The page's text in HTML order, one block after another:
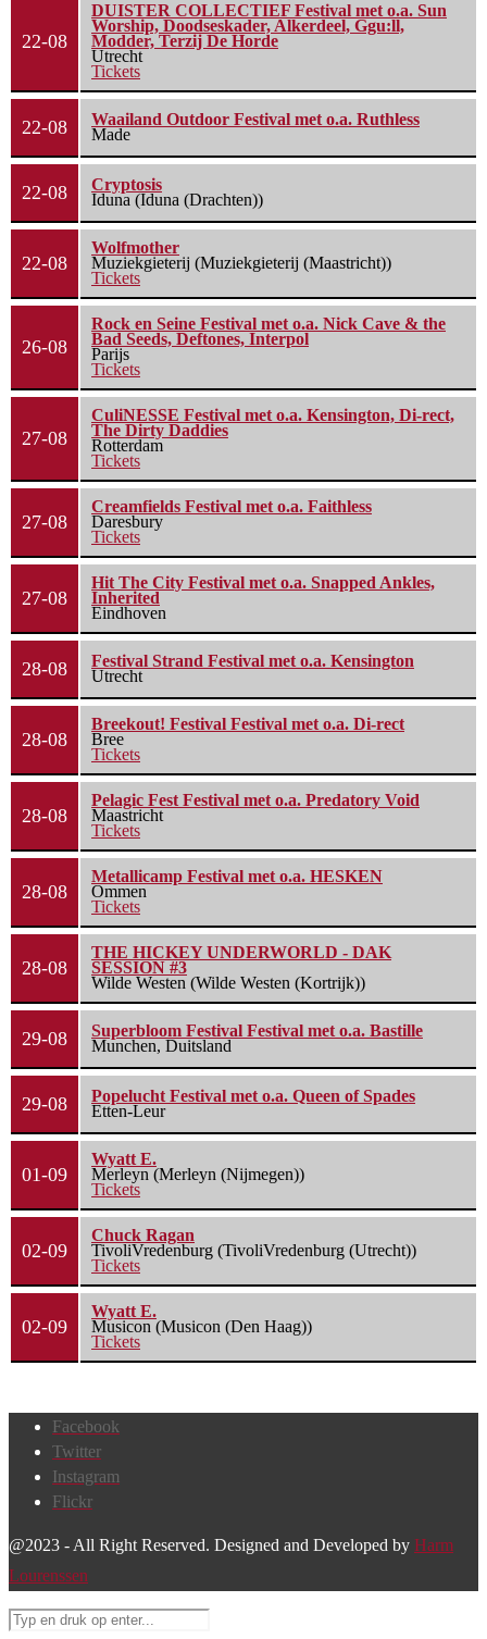
22-08
DUISTER COLLECTIEF Festival met o.a. Sun
Worship, Doodseskader, Alkerdeel, Ggu:ll,
Modder, Terzij De Horde
Utrecht
Tickets
22-08
Waailand Outdoor Festival met o.a. Ruthless
Made
22-08
Cryptosis
Iduna (Iduna (Drachten))
22-08
Wolfmother
Muziekgieterij (Muziekgieterij (Maastricht))
Tickets
26-08
Rock en Seine Festival met o.a. Nick Cave & the
Bad Seeds, Deftones, Interpol
Parijs
Tickets
27-08
CuliNESSE Festival met o.a. Kensington, Di-rect,
The Dirty Daddies
Rotterdam
Tickets
27-08
Creamfields Festival met o.a. Faithless
Daresbury
Tickets
27-08
Hit The City Festival met o.a. Snapped Ankles,
Inherited
Eindhoven
28-08
Festival Strand Festival met o.a. Kensington
Utrecht
28-08
Breekout! Festival Festival met o.a. Di-rect
Bree
Tickets
28-08
Pelagic Fest Festival met o.a. Predatory Void
Maastricht
Tickets
28-08
Metallicamp Festival met o.a. HESKEN
Ommen
Tickets
28-08
THE HICKEY UNDERWORLD - DAK
SESSION #3
Wilde Westen (Wilde Westen (Kortrijk))
29-08
Superbloom Festival Festival met o.a. Bastille
Munchen, Duitsland
29-08
Popelucht Festival met o.a. Queen of Spades
Etten-Leur
01-09
Wyatt E.
Merleyn (Merleyn (Nijmegen))
Tickets
02-09
Chuck Ragan
TivoliVredenburg (TivoliVredenburg (Utrecht))
Tickets
02-09
Wyatt E.
Musicon (Musicon (Den Haag))
Tickets
Facebook
Twitter
Instagram
Flickr
@2023 - All Right Reserved. Designed and Developed by Harm
Lourenssen